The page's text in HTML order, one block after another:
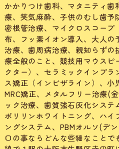
かかりつけ歯科、マタニティ
療、笑気麻酔、子供のむし歯
密根管治療、マイクロスコー
布、フッ素イオン導入、大人
治療、歯周病治療、親知らず
療全般のこと、競技用マウスピ
クター）、セラミックインプ
ス矯正（インビザライン）、小
MRC矯正、メタルフリー治療(
ック治療、歯質強石灰化シス
ポリリンホワイトニング、ハ
ングシステム、PBMオルソ(デ
口の事ならどんな些細なこと